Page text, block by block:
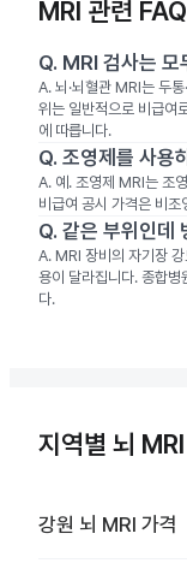
MRI 관련 FAQ
Q. MRI 검사는 모
A. 뇌·뇌혈관 MRI는 두
위는 일반적으로 비급여
에 따릅니다.
Q. 조영제를 사용
A. 예. 조영제 MRI는 조
비급여 공시 가격은 비
Q. 같은 부위인데
A. MRI 장비의 자기장
용이 달라집니다. 종합병
다.
지역별 뇌
강원 뇌 MRI 가격